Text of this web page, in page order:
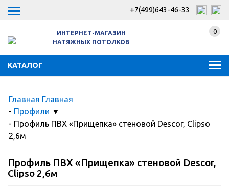
+7(499)643-46-33
ИНТЕРНЕТ-МАГАЗИН
НАТЯЖНЫХ ПОТОЛКОВ
КАТАЛОГ
0
Главная Главная
- Профили ▼
- Профиль ПВХ «Прищепка» стеновой Descor, Clipso
2,6м
Профиль ПВХ «Прищепка» стеновой Descor,
Clipso 2,6м